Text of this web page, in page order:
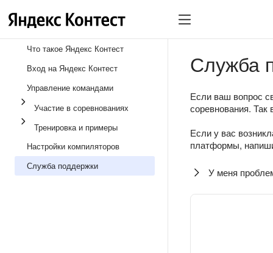
Что такое Яндекс Контест
Вход на Яндекс Контест
Управление командами
Участие в соревнованиях
Тренировка и примеры
Настройки компиляторов
Служба поддержки
Служба
Если ваш вопрос
соревнования. Так
Если у вас
платформы,
У меня